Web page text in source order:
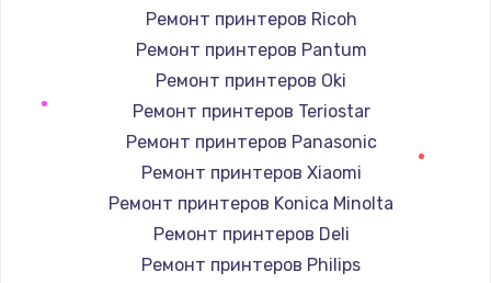
Ремонт принтеров Ricoh
Ремонт принтеров Pantum
Ремонт принтеров Oki
Ремонт принтеров Teriostar
Ремонт принтеров Panasonic
Ремонт принтеров Xiaomi
Ремонт принтеров Konica Minolta
Ремонт принтеров Deli
Ремонт принтеров Philips